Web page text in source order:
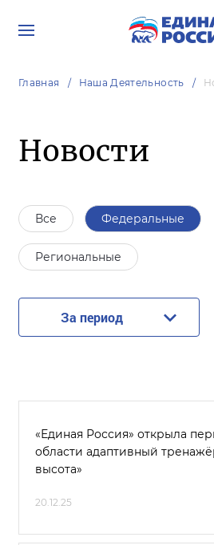
Главная Наша Деятельность
Новости
Все Федеральные
Региональные
За период
«Единая Россия» открыла
области адаптивный
высота»
20.12.25